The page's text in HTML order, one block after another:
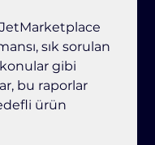
JetMarketplace
sık sorulan
gibi
bu raporlar
ürün